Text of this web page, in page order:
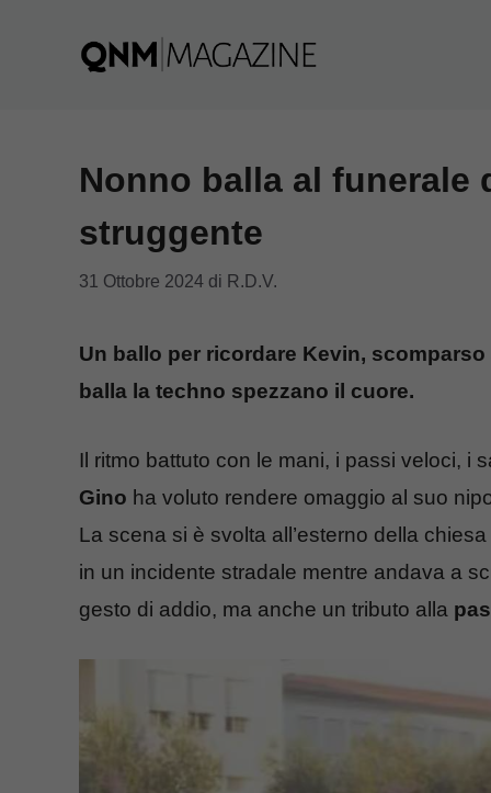
Nonno balla al funerale
struggente
31 Ottobre 2024 di R.D.V.
Un ballo per ricordare Kevin,
balla la techno spezzano il cuore.
Il ritmo battuto con le mani, i passi veloci, i
Gino ha voluto rendere omaggio al suo
La scena si è svolta all’esterno della
in un incidente stradale mentre andava a
gesto di addio, ma anche un tributo alla